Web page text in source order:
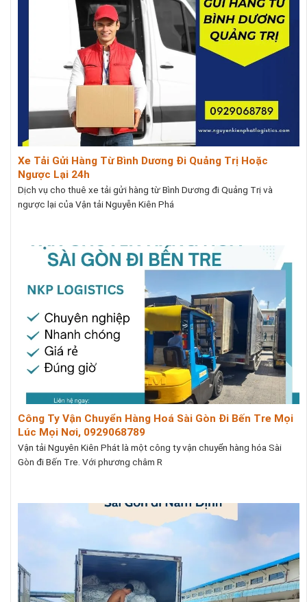
Xe Tải Gửi Hàng Từ Bình Dương Đi Quảng Trị Hoặc
Ngược Lại 24h
Dịch vụ cho thuê xe tải gửi hàng từ Bình Dương đi Quảng Trị và
ngược lại của Vận tải Nguyễn Kiên Phá
Công Ty Vận Chuyển Hàng Hoá Sài Gòn Đi Bến Tre Mọi
Lúc Mọi Nơi, 0929068789
Vận tải Nguyên Kiên Phát là một công ty vận chuyển hàng hóa Sài
Gòn đi Bến Tre. Với phương châm R